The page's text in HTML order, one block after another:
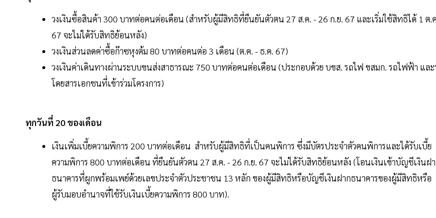
วงเงินซื้อสินค้า 300 บาทต่อคนต่อเดือน (สำหรับผู้มีสิทธิที่ยืนยันตัวตน 27 ส.ค. - 26 ก.ย. 67 และเริ่มใช้สิทธิได้ 1 ต.
67 จะไม่ได้รับสิทธิย้อนหลัง)
วงเงินส่วนลดค่าซื้อก๊าซหุงต้ม 80 บาทต่อคนต่อ 3 เดือน (ต.ค. - ธ.ค. 67)
วงเงินค่าเดินทางผ่านระบบขนส่งสาธารณะ 750 บาทต่อคนต่อเดือน (ประกอบด้วย บขส. รถไฟ ขสมก. รถไฟฟ้า และ
โดยสารเอกชนที่เข้าร่วมโครงการ)
ทุกวันที่ 20 ของเดือน
เงินเพิ่มเบี้ยความพิการ 200 บาทต่อเดือน สำหรับผู้มีสิทธิที่เป็นคนพิการ ซึ่งมีบัตรประจำตัวคนพิการและได้รับเบี้ย
ความพิการ 800 บาทต่อเดือน ที่ยืนยันตัวตน 27 ส.ค. - 26 ก.ย. 67 จะไม่ได้รับสิทธิย้อนหลัง (โอนเงินเข้าบัญชีเงินฝ
ธนาคารที่ผูกพร้อมเพย์ด้วยเลขประจำตัวประชาชน 13 หลัก ของผู้มีสิทธิหรือบัญชีเงินฝากธนาคารของผู้มีสิทธิหรือ
ผู้รับมอบอำนาจที่ใช้รับเงินเบี้ยความพิการ 800 บาท).